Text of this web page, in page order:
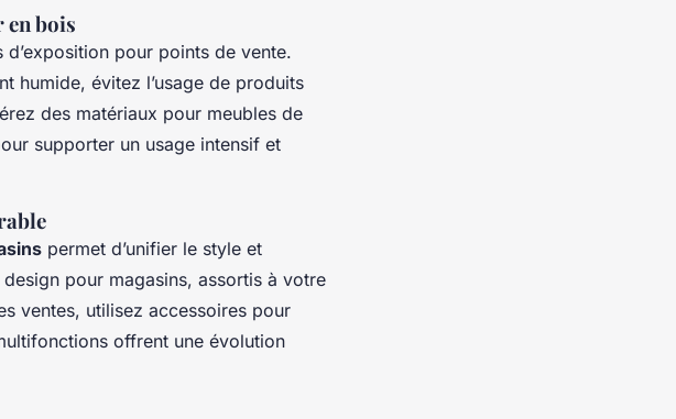
en bois
pour points de vente.
humide, évitez l’usage de produits
des matériaux pour meubles de
supporter un usage intensif et
permet d’unifier le style et
pour magasins, assortis à votre
ventes, utilisez accessoires pour
offrent une évolution